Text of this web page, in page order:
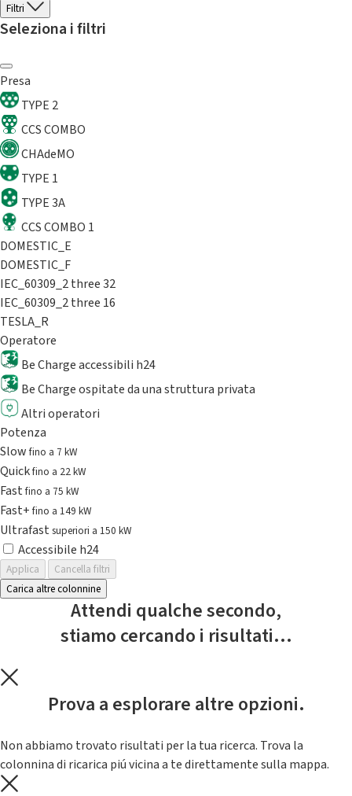
Filtri
Seleziona i filtri
Presa
TYPE 2
CCS COMBO
CHAdeMO
TYPE 1
TYPE 3A
CCS COMBO 1
DOMESTIC_E
DOMESTIC_F
IEC_60309_2 three 32
IEC_60309_2 three 16
TESLA_R
Operatore
Be Charge accessibili h24
Be Charge ospitate da una struttura privata
Altri operatori
Potenza
Slowfino a 7 kW
Quickfino a 22 kW
Fastfino a 75 kW
Fast+fino a 149 kW
Ultrafast superiori a 150 kW
Accessibile h24
Applica
Cancella filtri
Carica altre colonnine
Attendi qualche secondo,
stiamo cercando i risultati...
Prova a esplorare altre opzioni.
Non abbiamo trovato risultati per la tua ricerca. Trova la
colonnina di ricarica piú vicina a te direttamente sulla mappa.